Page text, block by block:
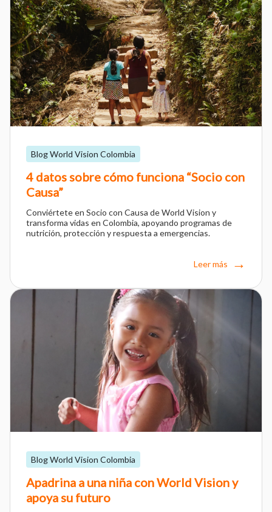
Blog World Vision Colombia
4 datos sobre cómo funciona “Socio con
Causa”
Conviértete en Socio con Causa de World Vision y
transforma vidas en Colombia, apoyando programas de
nutrición, protección y respuesta a emergencias.
Leer más
Blog World Vision Colombia
Apadrina a una niña con World Vision y
apoya su futuro